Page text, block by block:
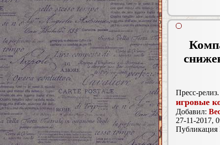
Пресс-релиз.
игровые
Добавил:
27-11-2017,